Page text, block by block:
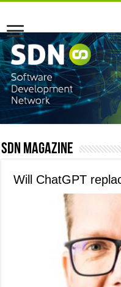
SDN Magazine
Will ChatGPT